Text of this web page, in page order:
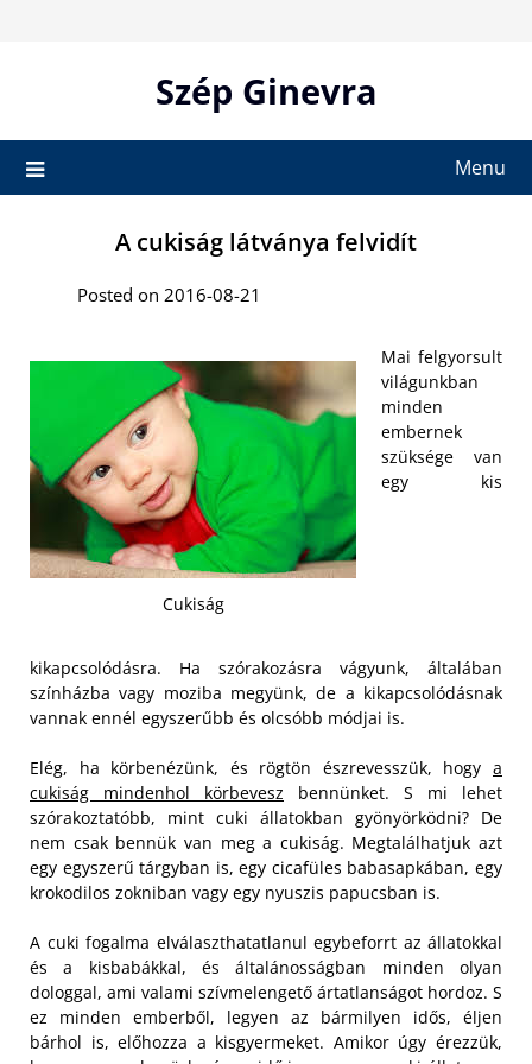
Szép Ginevra
Menu
A cukiság látványa felvidít
Posted on 2016-08-21
Cukiság
Mai felgyorsult
világunkban
minden
embernek
szüksége van
egy kis
kikapcsolódásra. Ha szórakozásra vágyunk, általában
színházba vagy moziba megyünk, de a kikapcsolódásnak
vannak ennél egyszerűbb és olcsóbb módjai is.
Elég, ha körbenézünk, és rögtön észrevesszük, hogy a
cukiság mindenhol körbevesz bennünket. S mi lehet
szórakoztatóbb, mint cuki állatokban gyönyörködni? De
nem csak bennük van meg a cukiság. Megtalálhatjuk azt
egy egyszerű tárgyban is, egy cicafüles babasapkában, egy
krokodilos zokniban vagy egy nyuszis papucsban is.
A cuki fogalma elválaszthatatlanul egybeforrt az állatokkal
és a kisbabákkal, és általánosságban minden olyan
dologgal, ami valami szívmelengető ártatlanságot hordoz. S
ez minden emberből, legyen az bármilyen idős, éljen
bárhol is, előhozza a kisgyermeket. Amikor úgy érezzük,